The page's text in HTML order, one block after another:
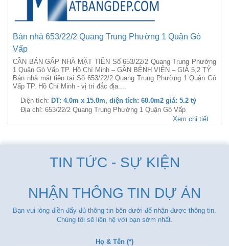
Bán nhà 653/22/2 Quang Trung Phường 1 Quận Gò
Vấp
CẦN BÁN GẤP NHÀ MẶT TIỀN Số 653/22/2 Quang Trung Phường
1 Quận Gò Vấp TP. Hồ Chí Minh – GẦN BỆNH VIỆN – GIÁ 5,2 TỶ
Bán nhà mặt tiền tại Số 653/22/2 Quang Trung Phường 1 Quận Gò
Vấp TP. Hồ Chí Minh - vị trí đắc địa....
Diện tích: DT: 4.0m x 15.0m, diện tích: 60.0m2 giá: 5.2 tỷ
Địa chỉ: 653/22/2 Quang Trung Phường 1 Quận Gò Vấp
Xem chi tiết
TIN TỨC - SỰ KIỆN
NHẬN THÔNG TIN DỰ ÁN
Bạn vui lòng điền đẩy đủ thông tin bên dưới để nhận được thông tin.
Chúng tôi sẽ liên hệ với bạn sớm nhất.
Họ & Tên (*)